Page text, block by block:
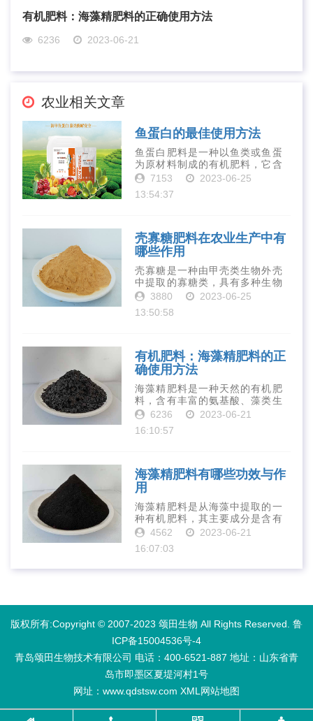
有机肥料：海藻精肥料的正确使用方法
6236 2023-06-21
农业相关文章
鱼蛋白的最佳使用方法
鱼蛋白肥料是一种以鱼类或鱼蛋
为原材料制成的有机肥料，它含
有丰富的营养物质，如氮、磷、
元素和植物生长因子。这些营养
7153
2023-06-25
13:54:37
壳寡糖肥料在农业生产中有
哪些作用
壳寡糖是一种由甲壳类生物外壳
中提取的寡糖类，具有多种生物
活性和营养价值。在农业生产
是作为一种新型的有机肥料，壳
3880
2023-06-25
13:50:58
有机肥料：海藻精肥料的正
确使用方法
海藻精肥料是一种天然的有机肥
料，含有丰富的氨基酸、藻类生
长素、维生素、微量元素、蛋白
力、促进植物生长、增强植物抗
6236
2023-06-21
16:10:57
海藻精肥料有哪些功效与作
用
海藻精肥料是从海藻中提取的一
种有机肥料，其主要成分是含有
丰富的微量元素、植物生长素、
有增强作物生长、促进植物根系
4562
2023-06-21
16:07:03
版权所有:Copyright © 2007-2023 颂田生物 All Rights Reserved. 鲁
ICP备15004536号-4
青岛颂田生物技术有限公司 电话：400-6521-887​ 地址：山东省青
岛市即墨区夏堤河村1号
网址：www.qdstsw.com XML 网站地图